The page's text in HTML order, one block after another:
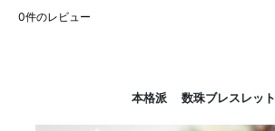
0件のレビュー
本格派 数珠ブレスレット